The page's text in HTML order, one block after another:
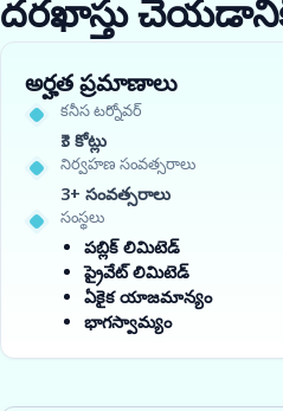
దరఖాస్తు
అర్హత ప్రమాణాలు
కనీస టర్నోవర్
₹3 కోట్లు
నిర్వహణ సంవత్సరాలు
3+ సంవత్సరాలు
సంస్థలు
పబ్లిక్ లిమిటెడ్
ప్రైవేట్ లిమిటెడ్
ఏకైక యాజమాన్యం
భాగస్వామ్యం